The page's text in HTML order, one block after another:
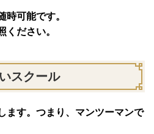
時可能です。
ださい。
スクール
ます。つまり、マンツーマンで